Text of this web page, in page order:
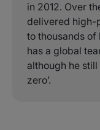
in 2012. Over
delivered high-
to thousands of
has a global
although he
zero’.